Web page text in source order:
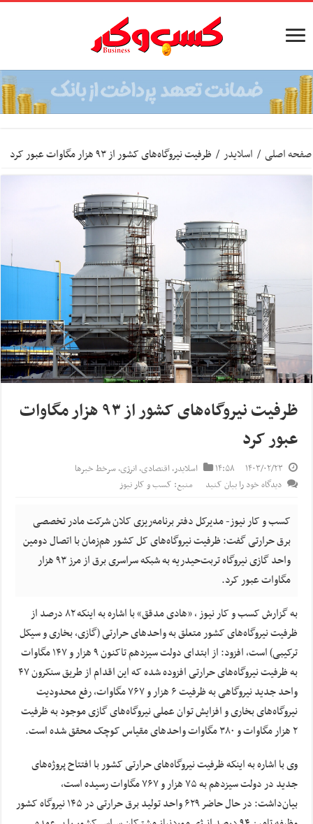
صفحه اصلی / اسلایدر / ظرفیت نیروگاه‌های کشور از ۹۳ هزار مگاوات عبور کرد
ظرفیت نیروگاه‌های کشور از ۹۳ هزار مگاوات
عبور کرد
۱۴۰۳/۰۲/۲۳ ۱۴:۵۸ اسلایدر,اقتصادی,انرژی,سرخط خبرها
دیدگاه خود را بیان کنید
منبع: کسب و کار نیوز
کسب و کار نیوز- مدیرکل دفتر برنامه‌ریزی کلان شرکت مادر تخصصی
برق حرارتی گفت: ظرفیت نیروگاه‌های کل کشور هم‌زمان با اتصال دومین
واحد گازی نیروگاه تربت‌حیدریه به شبکه سراسری برق از مرز ۹۳ هزار
مگاوات عبور کرد.
به گزارش کسب و کار نیوز ، «هادی مدقق» با اشاره به اینکه ۸۲ درصد از
ظرفیت نیروگاه‌های کشور متعلق به واحدهای حرارتی (گازی، بخاری و سیکل
ترکیبی) است، افزود: از ابتدای دولت سیزدهم تاکنون ۹ هزار و ۱۴۷ مگاوات
به ظرفیت نیروگاه‌های حرارتی افزوده شده که این اقدام از طریق سنکرون ۴۷
واحد جدید نیروگاهی به ظرفیت ۶ هزار و ۷۶۷ مگاوات، رفع محدودیت
نیروگاه‌های بخاری و افزایش توان عملی نیروگاه‌های گازی موجود به ظرفیت
۲ هزار مگاوات و ۳۸۰ مگاوات واحدهای مقیاس کوچک محقق شده است.
وی با اشاره به اینکه ظرفیت نیروگاه‌های حرارتی کشور با افتتاح پروژه‌های
جدید در دولت سیزدهم به ۷۵ هزار و ۷۶۷ مگاوات رسیده است،
بیان‌داشت: در حال حاضر ۶۲۹ واحد تولید برق حرارتی در ۱۴۵ نیروگاه کشور